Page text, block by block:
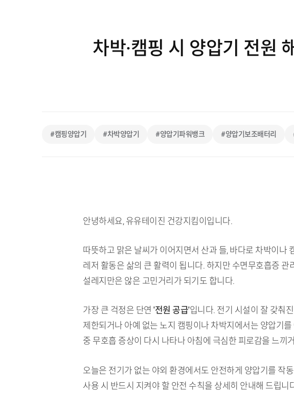
차박·캠핑 시 양압기 전원
#캠핑양압기 #차박양압기 #양압기파워뱅크 #양압기보조배터리
안녕하세요, 유유테이진 건강지킴이입니다.
따뜻하고 맑은 날씨가 이어지면서 산과 들, 바다로 차박이나
레저 활동은 삶의 큰 활력이 됩니다. 하지만 수면무호흡증
설레지만은 않은 고민거리가 되기도 합니다.
가장 큰 걱정은 단연 '전원 공급'입니다. 전기 시설이 잘 갖춰
제한되거나 아예 없는 노지 캠핑이나 차박지에서는 양압기
중 무호흡 증상이 다시 나타나 아침에 극심한 피로감을 느끼
오늘은 전기가 없는 야외 환경에서도 안전하게 양압기를 작
사용 시 반드시 지켜야 할 안전 수칙을 상세히 안내해 드립니